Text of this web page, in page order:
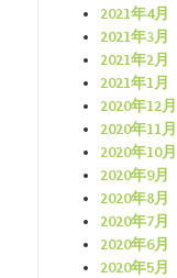
2021年4月
2021年3月
2021年2月
2021年1月
2020年12月
2020年11月
2020年10月
2020年9月
2020年8月
2020年7月
2020年6月
2020年5月